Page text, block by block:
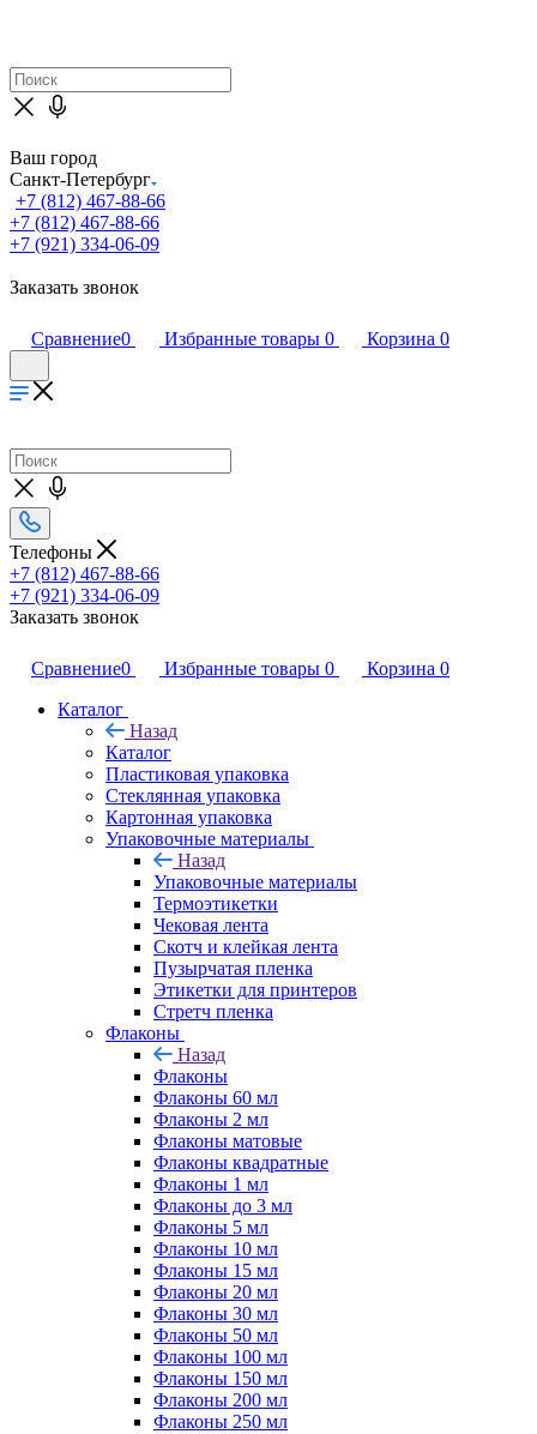
Ваш город
Санкт-Петербург
+7 (812) 467-88-66
+7 (812) 467-88-66
+7 (921) 334-06-09
Заказать звонок
Сравнение0 Избранные товары 0 Корзина 0
Телефоны
+7 (812) 467-88-66
+7 (921) 334-06-09
Заказать звонок
Сравнение0 Избранные товары 0 Корзина 0
Каталог
Назад
Каталог
Пластиковая упаковка
Стеклянная упаковка
Картонная упаковка
Упаковочные материалы
Назад
Упаковочные материалы
Термоэтикетки
Чековая лента
Скотч и клейкая лента
Пузырчатая пленка
Этикетки для принтеров
Стретч пленка
Флаконы
Назад
Флаконы
Флаконы 60 мл
Флаконы 2 мл
Флаконы матовые
Флаконы квадратные
Флаконы 1 мл
Флаконы до 3 мл
Флаконы 5 мл
Флаконы 10 мл
Флаконы 15 мл
Флаконы 20 мл
Флаконы 30 мл
Флаконы 50 мл
Флаконы 100 мл
Флаконы 150 мл
Флаконы 200 мл
Флаконы 250 мл